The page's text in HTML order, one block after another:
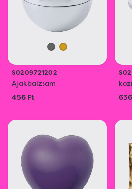
S0209721202
Ajakbalzsam
456 Ft